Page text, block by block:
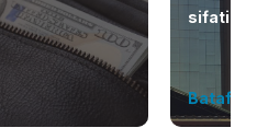
Batafsil